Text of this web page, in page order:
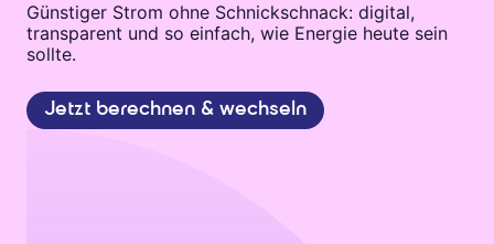
Günstiger Strom ohne Schnickschnack: digital,
transparent und so einfach, wie Energie heute sein
sollte.
Jetzt berechnen & wechseln